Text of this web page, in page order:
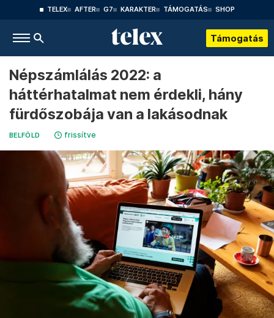
TELEX AFTER G7 KARAKTER TÁMOGATÁS SHOP
Támogatás
Népszámlálás 2022: a
háttérhatalmat nem érdekli, hány
fürdőszobája van a lakásodnak
BELFÖLD frissítve